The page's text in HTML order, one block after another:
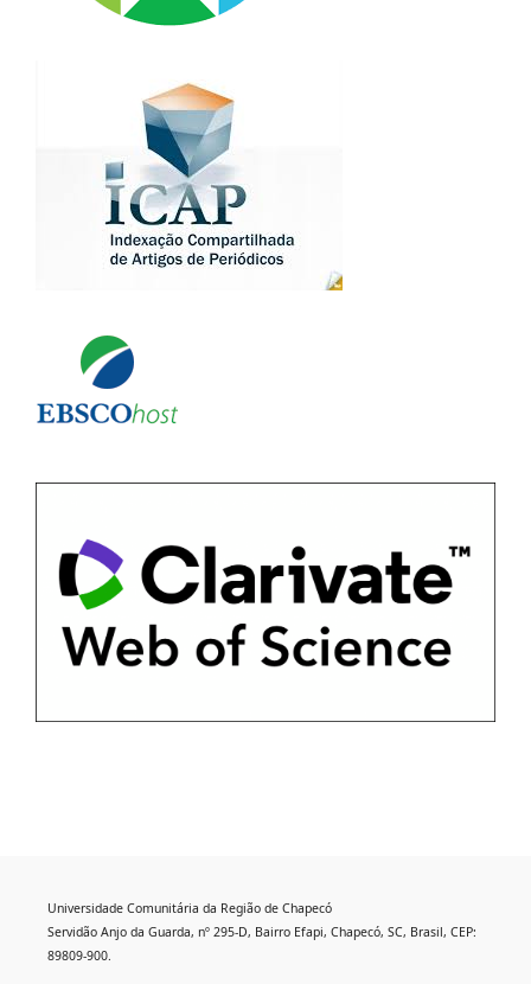
Universidade Comunitária da Região de Chapecó
Servidão Anjo da Guarda, nº 295-D, Bairro Efapi, Chapecó, SC, Brasil, CEP:
89809-900.